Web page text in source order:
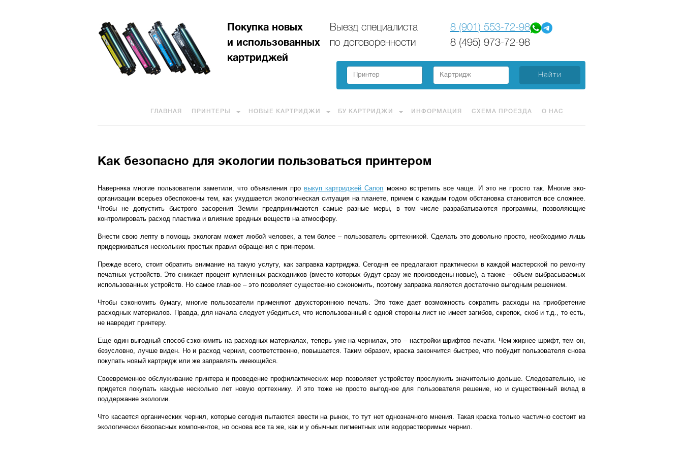
Покупка новых
и использованных
картриджей
Выезд специалиста
по договоренности
8 (901) 553-72-98
8 (495) 973-72-98
ГЛАВНАЯ ПРИНТЕРЫ НОВЫЕ КАРТРИДЖИ БУ КАРТРИДЖИ ИНФОРМАЦИЯ СХЕМА ПРОЕЗДА О НАС
Как безопасно для экологии пользоваться принтером
Наверняка многие пользователи заметили, что объявления про выкуп картриджей Canon можно встретить все чаще. И это не просто так. Многие эко-
организации всерьез обеспокоены тем, как ухудшается экологическая ситуация на планете, причем с каждым годом обстановка становится все сложнее.
Чтобы не допустить быстрого засорения Земли предпринимаются самые разные меры, в том числе разрабатываются программы, позволяющие
контролировать расход пластика и влияние вредных веществ на атмосферу.
Внести свою лепту в помощь экологам может любой человек, а тем более – пользователь оргтехникой. Сделать это довольно просто, необходимо лишь
придерживаться нескольких простых правил обращения с принтером.
Прежде всего, стоит обратить внимание на такую услугу, как заправка картриджа. Сегодня ее предлагают практически в каждой мастерской по ремонту
печатных устройств. Это снижает процент купленных расходников (вместо которых будут сразу же произведены новые), а также – объем выбрасываемых
использованных устройств. Но самое главное – это позволяет существенно сэкономить, поэтому заправка является достаточно выгодным решением.
Чтобы сэкономить бумагу, многие пользователи применяют двухстороннюю печать. Это тоже дает возможность сократить расходы на приобретение
расходных материалов. Правда, для начала следует убедиться, что использованный с одной стороны лист не имеет загибов, скрепок, скоб и т.д., то есть,
не навредит принтеру.
Еще один выгодный способ сэкономить на расходных материалах, теперь уже на чернилах, это – настройки шрифтов печати. Чем жирнее шрифт, тем он,
безусловно, лучше виден. Но и расход чернил, соответственно, повышается. Таким образом, краска закончится быстрее, что побудит пользователя снова
покупать новый картридж или же заправлять имеющийся.
Своевременное обслуживание принтера и проведение профилактических мер позволяет устройству прослужить значительно дольше. Следовательно, не
придется покупать каждые несколько лет новую оргтехнику. И это тоже не просто выгодное для пользователя решение, но и существенный вклад в
поддержание экологии.
Что касается органических чернил, которые сегодня пытаются ввести на рынок, то тут нет однозначного мнения. Такая краска только частично состоит из
экологически безопасных компонентов, но основа все та же, как и у обычных пигментных или водорастворимых чернил.